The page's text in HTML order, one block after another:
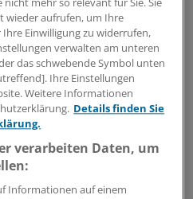
oder Sonnenlicht
so viele wie im
bis 2024.(eb)
National
wieder aufrufen, um Ihre
Einwilligung zu widerrufen,
verwalten am unteren
das schwebende Symbol unten
Ihre Einstellungen
Weitere Informationen
Details finden Sie
verarbeiten Daten, um
Informationen auf einem